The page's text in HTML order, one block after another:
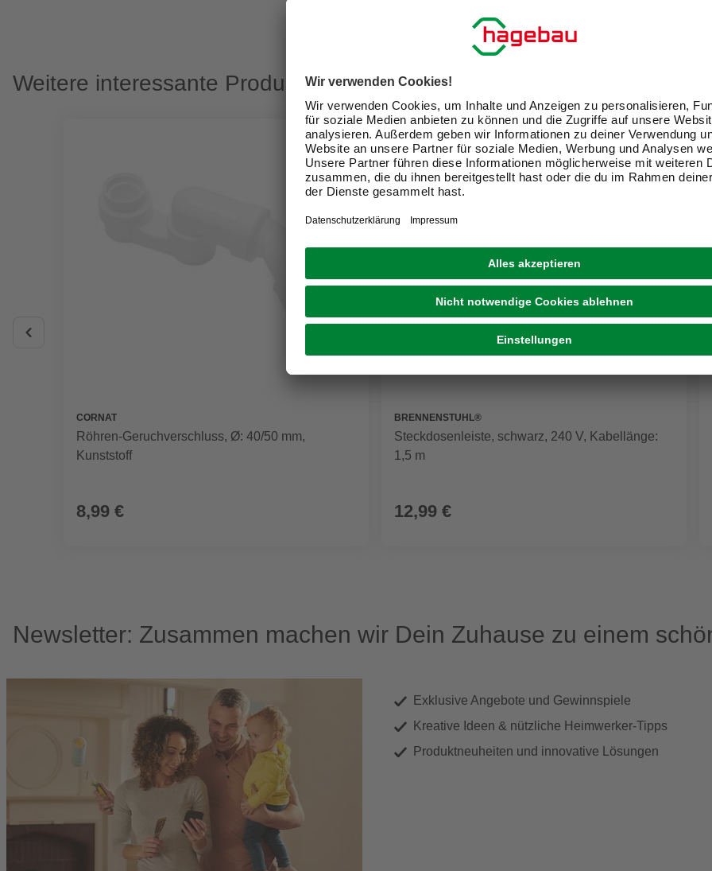
Weitere interessante Produkte
CORNAT
Röhren-Geruchverschluss, Ø: 40/50 mm,
Kunststoff
8,99 €
BRENNENSTUHL®
Steckdosenleiste, schwarz, 240 V, Kabellänge:
1,5 m
12,99 €
Newsletter: Zusammen machen wir Dein Zuhause zu einem
Exklusive Angebote und Gewinnspiele
Kreative Ideen & nützliche Heimwerker-Tipps
Produktneuheiten und innovative Lösungen